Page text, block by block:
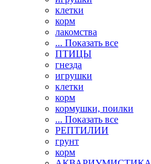
клетки
корм
лакомства
... Показать все
ПТИЦЫ
гнезда
игрушки
клетки
корм
кормушки, поилки
... Показать все
РЕПТИЛИИ
грунт
корм